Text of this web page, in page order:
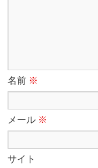
名前 ※
メール ※
サイト